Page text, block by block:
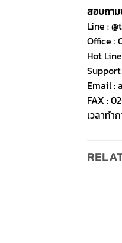
สอบถาม
Line :
Office :
Hot
Email :
FAX :
เวลาทำ